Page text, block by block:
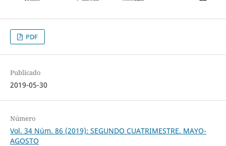
PDF
Publicado
2019-05-30
Número
Vol. 34 Núm. 86 (2019): SEGUNDO CUATRIMESTRE. MAYO-
AGOSTO